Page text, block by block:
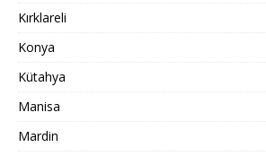
Kırklareli
Konya
Kütahya
Manisa
Mardin